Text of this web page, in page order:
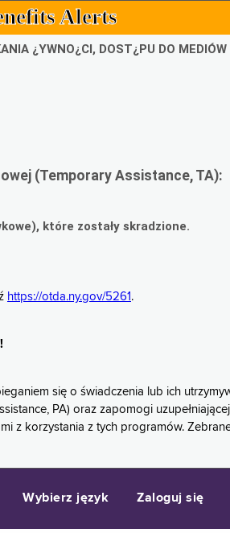
Alerts
¿YWNO¿CI, DOST¿PU DO
(Temporary Assistance, TA):
które zostały skradzione.
https://otda.ny.gov/5261 .
się o świadczenia lub ich
PA) oraz zapomogi
z korzystania z tych programów.
Wybierz język Zaloguj się